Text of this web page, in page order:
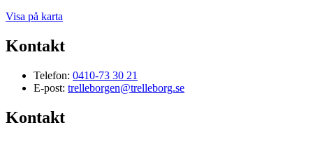
Visa på karta
Kontakt
Telefon: 0410-73 30 21
E-post: trelleborgen@trelleborg.se
Kontakt